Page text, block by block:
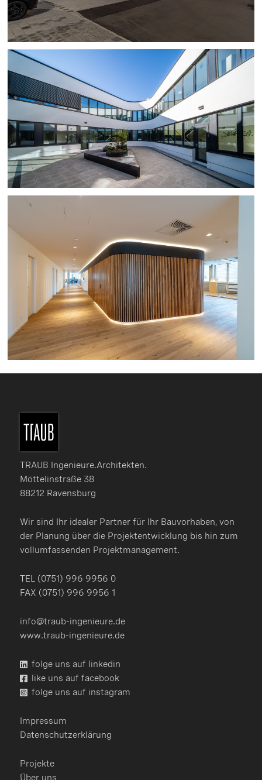
TRAUB Ingenieure.Architekten.
Möttelinstraße 38
88212 Ravensburg
Wir sind Ihr idealer Partner für Ihr Bauvorhaben, von
der Planung über die Projektentwicklung bis hin zum
vollumfassenden Projektmanagement.
TEL (0751) 996 9956 0
FAX (0751) 996 9956 1
info@traub-ingenieure.de
www.traub-ingenieure.de
folge uns auf linkedin
like uns auf facebook
folge uns auf instagram
Impressum
Datenschutzerklärung
Projekte
Über uns